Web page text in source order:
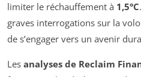
limiter le réchauffement à 1,5°C
graves interrogations sur la
de s’engager vers un avenir
Les analyses de Reclaim